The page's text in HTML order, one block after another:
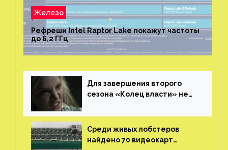
Железо
Рефреши Intel Raptor Lake покажут частоты
до 6,2 ГГц
Для завершения второго
сезона «Колец власти» не
Среди живых лобстеров
найдено 70 видеокарт